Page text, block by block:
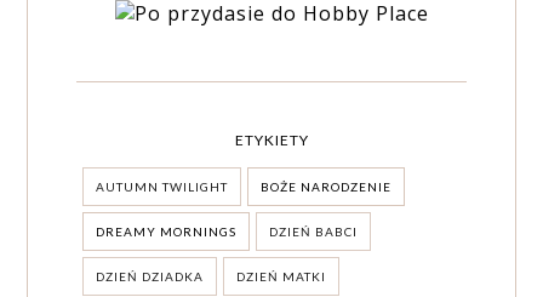
ETYKIETY
AUTUMN TWILIGHT BOŻE NARODZENIE
DREAMY MORNINGS DZIEŃ BABCI
DZIEŃ DZIADKA DZIEŃ MATKI